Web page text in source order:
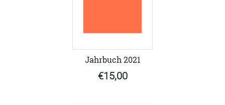
Jahrbuch 2021
€15,00